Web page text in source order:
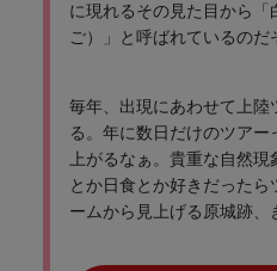
に現れるその見た目から「
ご）」と呼ばれているのだ
毎年、出現にあわせて上陸
る。年に数日だけのツア
上がるなぁ。貴重な自然
とか日食とか好きだったら
ームから見上げる原城跡、